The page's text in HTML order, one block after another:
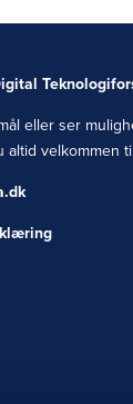
eller ser
velkommen